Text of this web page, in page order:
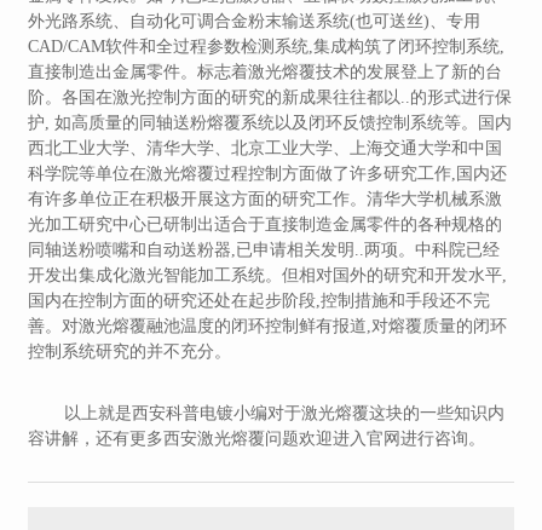
外光路系统、自动化可调合金粉末输送系统(也可送丝)、专用
CAD/CAM软件和全过程参数检测系统,集成构筑了闭环控制系统,
直接制造出金属零件。标志着激光熔覆技术的发展登上了新的台
阶。各国在激光控制方面的研究的新成果往往都以..的形式进行保
护, 如高质量的同轴送粉熔覆系统以及闭环反馈控制系统等。国内
西北工业大学、清华大学、北京工业大学、上海交通大学和中国
科学院等单位在激光熔覆过程控制方面做了许多研究工作,国内还
有许多单位正在积极开展这方面的研究工作。清华大学机械系激
光加工研究中心已研制出适合于直接制造金属零件的各种规格的
同轴送粉喷嘴和自动送粉器,已申请相关发明..两项。中科院已经
开发出集成化激光智能加工系统。但相对国外的研究和开发水平,
国内在控制方面的研究还处在起步阶段,控制措施和手段还不完
善。对激光熔覆融池温度的闭环控制鲜有报道,对熔覆质量的闭环
控制系统研究的并不充分。
以上就是西安科普电镀小编对于激光熔覆这块的一些知识内
容讲解，还有更多西安激光熔覆问题欢迎进入官网进行咨询。